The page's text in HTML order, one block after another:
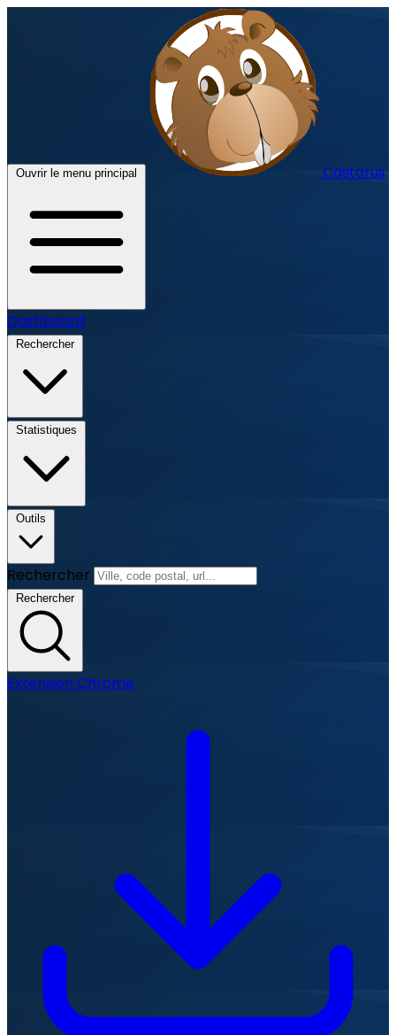
Ouvrir le menu principal Castorus
Dashboard
Rechercher
Statistiques
Outils
Rechercher
Rechercher
Extension Chrome